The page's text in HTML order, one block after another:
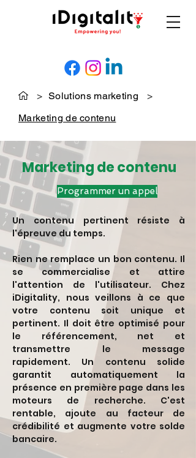
> Solutions marketing
>
Marketing de contenu
Marketing de contenu
Programmer un appel
Un contenu pertinent résiste à
l'épreuve du temps.
Rien ne remplace un bon contenu. Il
se commercialise et attire
l'attention de l'utilisateur. Chez
iDigitality, nous veillons à ce que
votre contenu soit unique et
pertinent. Il doit être optimisé pour
le référencement, net et
transmettre le message
rapidement. Un contenu solide
garantit automatiquement la
présence en première page dans les
moteurs de recherche. C'est
rentable, ajoute au facteur de
crédibilité et augmente votre solde
bancaire.